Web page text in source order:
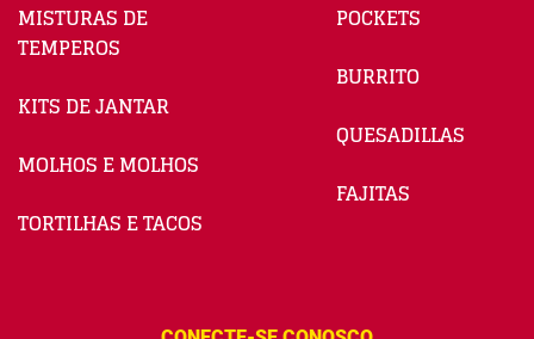
MISTURAS DE
TEMPEROS
KITS DE JANTAR
MOLHOS E MOLHOS
TORTILHAS E TACOS
POCKETS
BURRITO
QUESADILLAS
FAJITAS